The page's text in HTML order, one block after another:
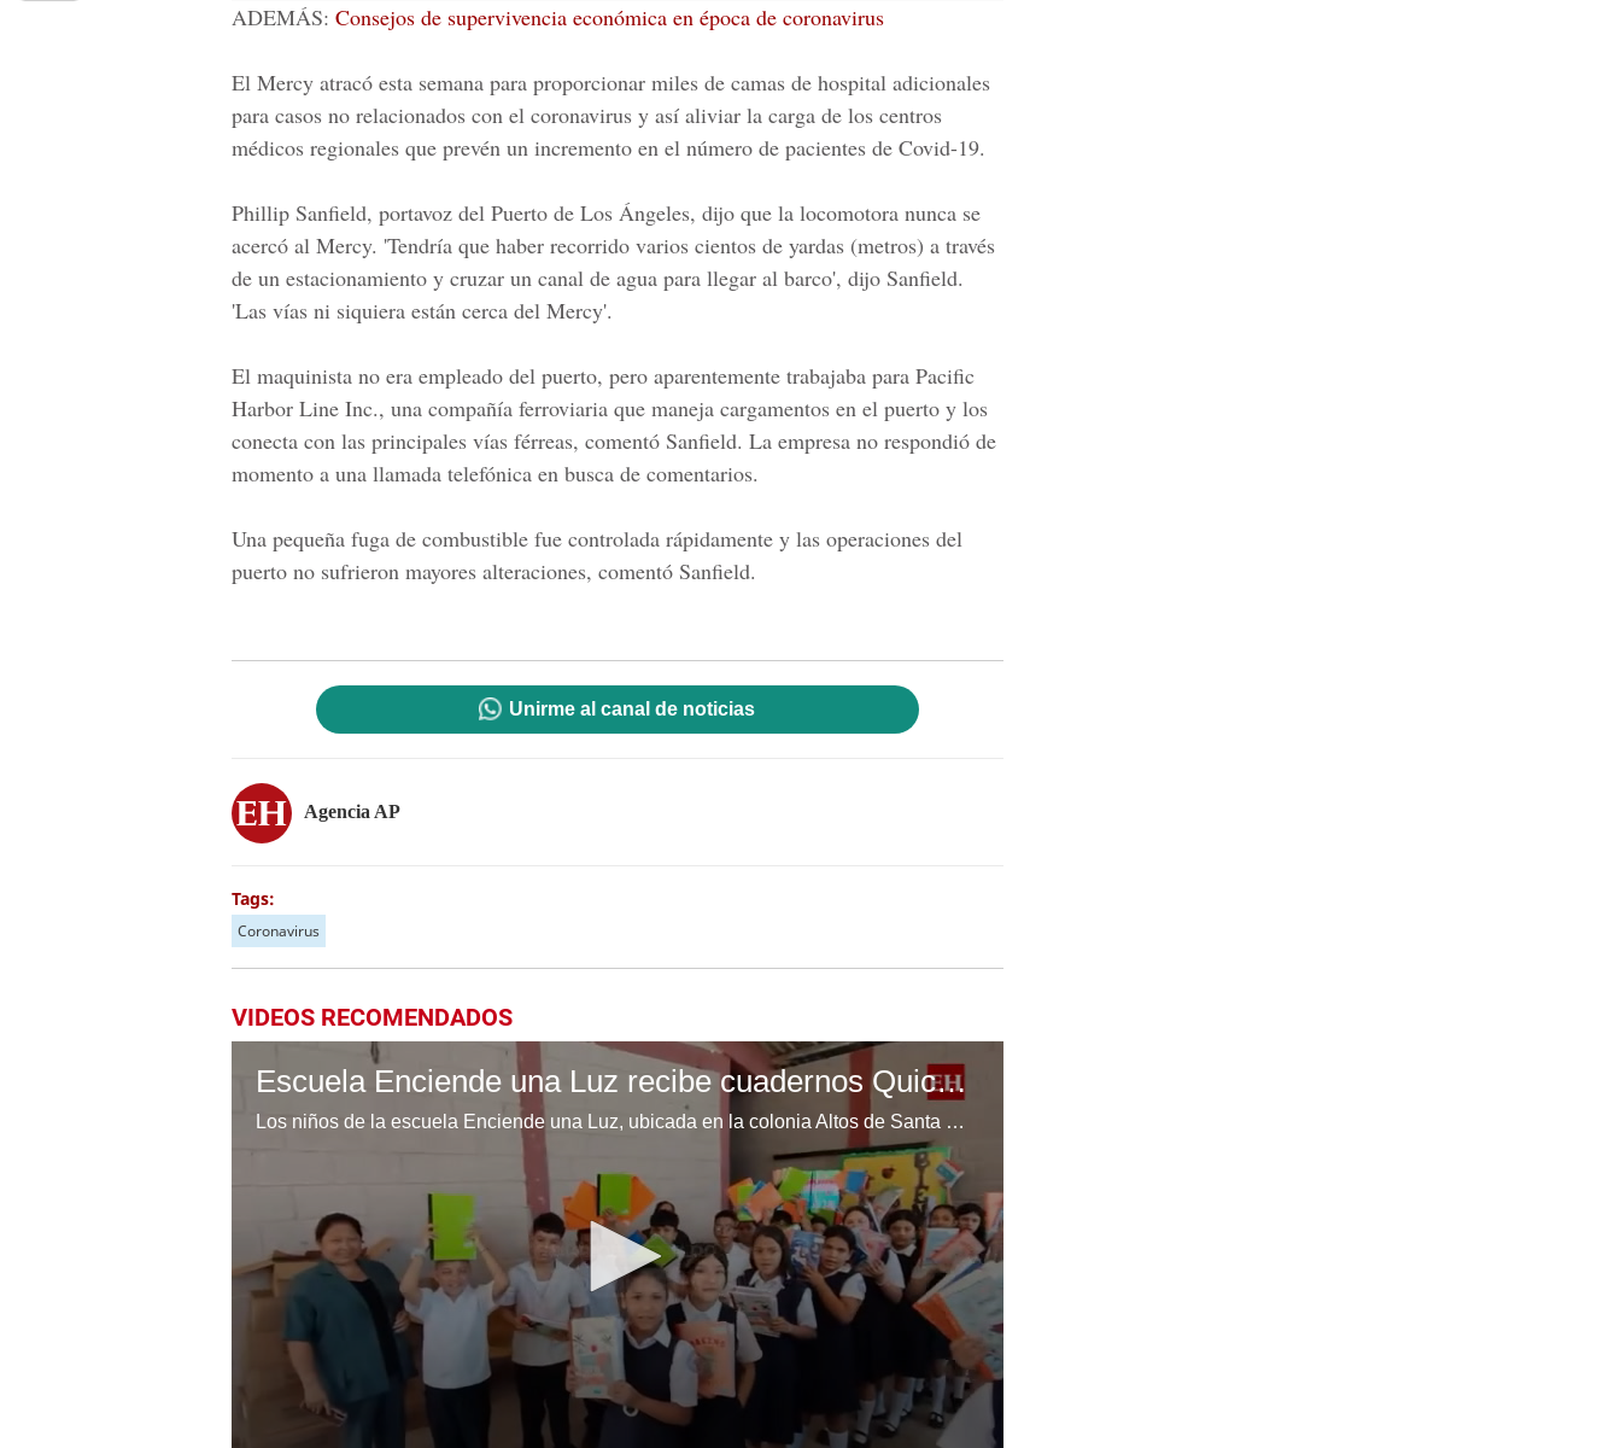
ADEMÁS: Consejos de supervivencia económica en época de coronavirus
El Mercy atracó esta semana para proporcionar miles de camas de hospital adicionales
para casos no relacionados con el coronavirus y así aliviar la carga de los centros
médicos regionales que prevén un incremento en el número de pacientes de Covid-19.
Phillip Sanfield, portavoz del Puerto de Los Ángeles, dijo que la locomotora nunca se
acercó al Mercy. 'Tendría que haber recorrido varios cientos de yardas (metros) a través
de un estacionamiento y cruzar un canal de agua para llegar al barco', dijo Sanfield.
'Las vías ni siquiera están cerca del Mercy'.
El maquinista no era empleado del puerto, pero aparentemente trabajaba para Pacific
Harbor Line Inc., una compañía ferroviaria que maneja cargamentos en el puerto y los
conecta con las principales vías férreas, comentó Sanfield. La empresa no respondió de
momento a una llamada telefónica en busca de comentarios.
Una pequeña fuga de combustible fue controlada rápidamente y las operaciones del
puerto no sufrieron mayores alteraciones, comentó Sanfield.
Unirme al canal de noticias
Agencia AP
Tags:
Coronavirus
VIDEOS RECOMENDADOS
Escuela Enciende una Luz recibe cuadernos Quick, gracias a la Maratón del Saber
Los niños de la escuela Enciende una Luz, ubicada en la colonia Altos de Santa Rosa, al sur de Tegucigalpa, recibieron cuadernos Quick como parte de la Campaña Maratón del Saber.